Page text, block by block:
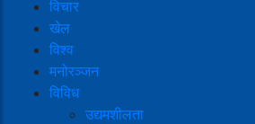
विचार
खेल
विश्व
मनोरञ्जन
विविध
उद्यमशीलता